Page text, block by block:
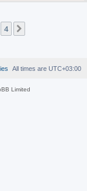
4
All times are UTC+03:00
Limited